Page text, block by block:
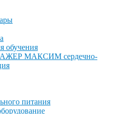
обучения
МАКСИМ сердечно-
питания